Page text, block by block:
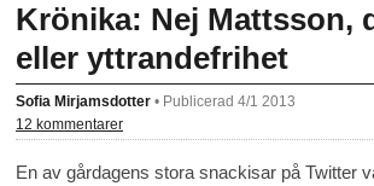
Krönika: Nej Mattsson,
eller yttrandefrihet
Sofia Mirjamsdotter • Publicerad 4/1 2013
12 kommentarer
En av gårdagens stora snackisar på Twitter